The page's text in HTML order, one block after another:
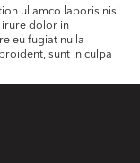
ullamco laboris nisi
irure dolor in
eu fugiat nulla
sunt in culpa